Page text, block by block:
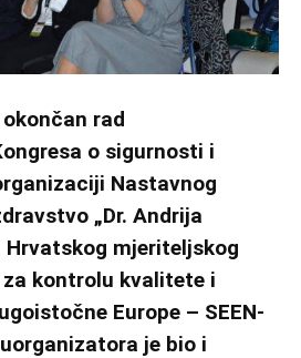
rad
o sigurnosti i
Nastavnog
„Dr. Andrija
Hrvatskog mjeriteljskog
kontrolu kvalitete i
Europe – SEEN-
je bio i